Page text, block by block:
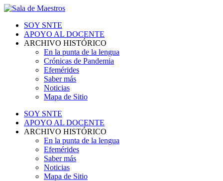
SOY SNTE
APOYO AL DOCENTE
ARCHIVO HISTÓRICO
En la punta de la lengua
Crónicas de Pandemia
Efemérides
Saber más
Noticias
Mapa de Sitio
SOY SNTE
APOYO AL DOCENTE
ARCHIVO HISTÓRICO
En la punta de la lengua
Efemérides
Saber más
Noticias
Mapa de Sitio